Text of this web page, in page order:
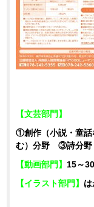
【文芸部門】
①創作（小説・童
む）分野 ③詩分野
【動画部門】 15～
【イラスト部門】